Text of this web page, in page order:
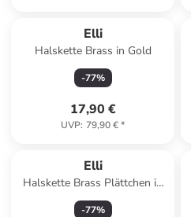
Elli
Halskette Brass in Gold
-77%
17,90 €
UVP: 79,90 €*
Elli
Halskette Brass Plättchen in
Silber
-77%